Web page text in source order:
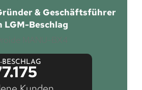
& Geschäftsführer
LGM-Beschlag
BESCHLAG